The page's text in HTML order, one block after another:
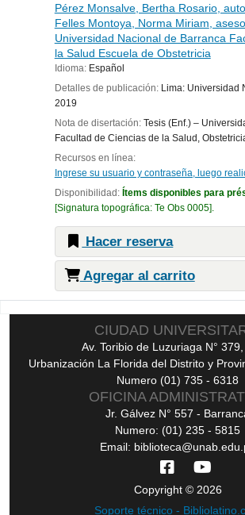
Pérez Monsalve, Bertha Rosario,
Felles Montoya, Norma Miriam ,
Universidad Nacional de Barranca
la Salud Escuela de Obstetricia
Idioma: Español
Detalles de publicación: Lima: Universidad
2019
Nota de disertación: Tesis (Enf.) –
Facultad de Ciencias de la Salud,
Recursos en línea:
Ingrese su usuario y contraseña, luego
Disponibilidad: Ítems disponibles para
Signatura topográfica: Te Obs 0005 .
Hacer reserva
Agregar al carrito
CIUDAD
Av. Toribio de Luzuriaga N°
Urbanización La Florida del Distrito y
Numero (01) 735 - 6318
OFICINA
Jr. Gálvez N° 557 -
Numero: (01) 235 - 5815
Email:
Copyright © 2026
Soporte técnico -